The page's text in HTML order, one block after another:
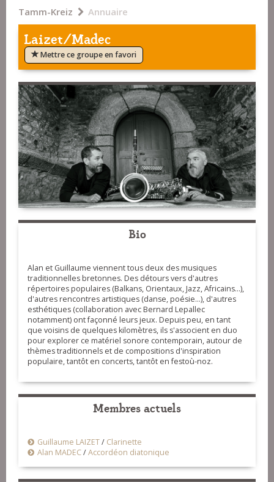
Tamm-Kreiz Annuaire
Laizet/Madec
Mettre ce groupe en favori
Bio
Alan et Guillaume viennent tous deux des musiques
traditionnelles bretonnes. Des détours vers d'autres
répertoires populaires (Balkans, Orientaux, Jazz, Africains...),
d'autres rencontres artistiques (danse, poésie...), d'autres
esthétiques (collaboration avec Bernard Lepallec
notamment) ont façonné leurs jeux. Depuis peu, en tant
que voisins de quelques kilomètres, ils s'associent en duo
pour explorer ce matériel sonore contemporain, autour de
thèmes traditionnels et de compositions d'inspiration
populaire, tantôt en concerts, tantôt en festoù-noz.
Membres actuels
Guillaume LAIZET/ Clarinette
Alan MADEC/Accordéon diatonique